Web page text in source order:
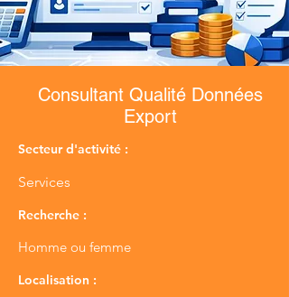
Consultant Qualité Données
Export
Secteur d'activité :
Services
Recherche :
Homme ou femme
Localisation :